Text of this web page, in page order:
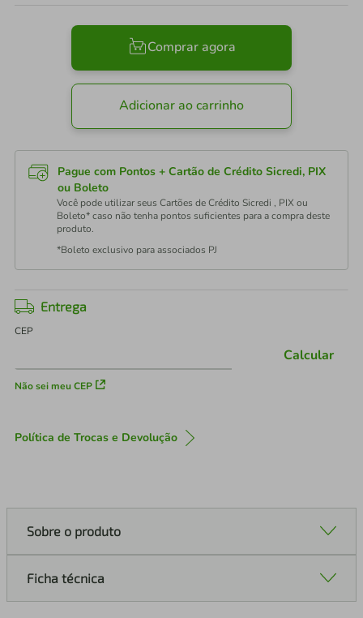
Comprar agora
Adicionar ao carrinho
Pague com Pontos + Cartão de Crédito Sicredi, PIX
ou Boleto
Você pode utilizar seus Cartões de Crédito Sicredi , PIX ou
Boleto* caso não tenha pontos suficientes para a compra deste
produto.
*Boleto exclusivo para associados PJ
Entrega
CEP
Não sei meu CEP
Calcular
Política de Trocas e Devolução
Sobre o produto
Ficha técnica